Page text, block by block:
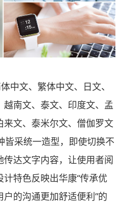
中文、繁体中文、日文、
南文、泰文、印度文、孟
文、泰米尔文、僧伽罗文
皆采统一造型，即使切换不
达文字内容，让使用者阅
特色反映出华康“传承优
的沟通更加舒适便利”的